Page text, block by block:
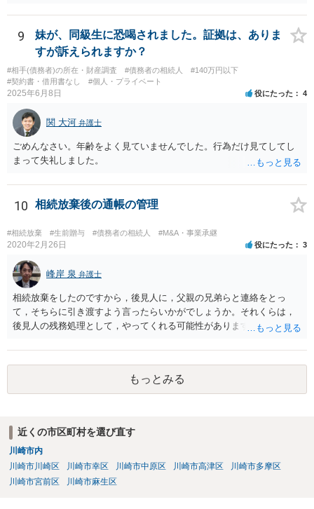
9
妹が、同級生に恐喝されました。証拠は、ありま
すが訴えられますか？
#相手(債務者)の所在・財産調査 #債務者の相続人
#140万円以下
#契約書・借用書なし
#個人・プライベート
2025年6月8日 役にたった 4
関 大河 弁護士
ごめんなさい。年齢をよく見ていませんでした。行為だけ見てしてし
まって失礼しました。
10 相続放棄後の通帳の管理
#相続放棄 #生前贈与 #債務者の相続人 #M&A・事業承継
2020年2月26日 役にたった 3
峰岸 泉 弁護士
相続放棄をしたのですから，後見人に，父親の兄弟らと連絡をとっ
て，そちらに引き渡すよう言ったらいかがでしょうか。それくらは，
後見人の残務処理として，やってくれる可能性があります。 ただ，通
もっとみる
近くの市区町村を選び直す
川崎市内
川崎市川崎区
川崎市幸区 川崎市中原区 川崎市高津区
川崎市多摩区
川崎市宮前区
川崎市麻生区